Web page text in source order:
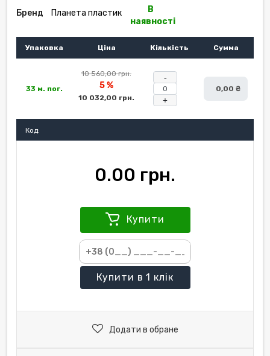
Бренд Планета пластик
В
наявності
Упаковка Ціна Кількість Сумма
33 м. пог.
10 560,00 грн.
5 %
10 032,00 грн. +
0,00 ₴
Код:
0.00 грн.
Купити
Купити в 1 клік
Додати в обране